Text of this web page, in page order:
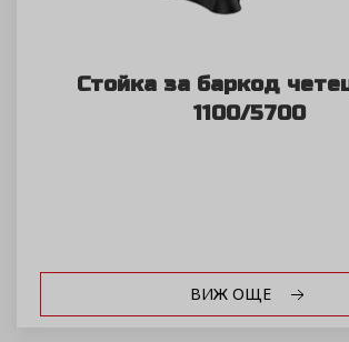
Стойка за баркод
1100/5700
ВИЖ ОЩЕ